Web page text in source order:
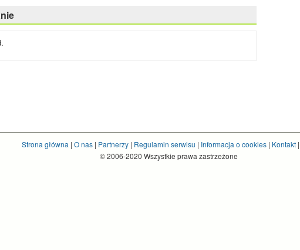
Strona główna | O nas| Partnerzy| Regulamin serwisu | Informacja o cookies| Kontakt|
© 2006-2020 Wszystkie prawa zastrzeżone